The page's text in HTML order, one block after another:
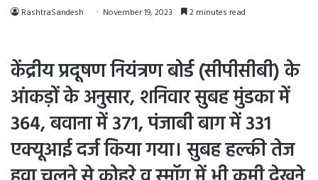
RashtraSandesh November 19, 2023 2 minutes read
केंद्रीय प्रदूषण नियंत्रण बोर्ड (सीपीसीबी) के
आंकड़ों के अनुसार, शनिवार सुबह मुंडका में
364, बवाना में 371, पंजाबी बाग में 331
एक्यूआई दर्ज किया गया। सुबह हल्की तेज